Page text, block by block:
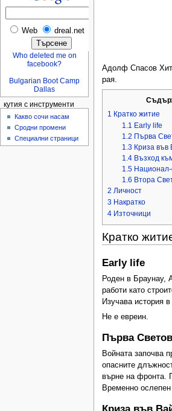
Адолф Спасов
рая.
1 Кратко житие
1.1 Early life
1.2 Първа
1.3 Криза във
1.4 Възход
1.5
1.6 Втора
2 Личност
3 Накратко
4 Източници
Кратко
Early life
Роден в Браунау,
работи като
Изучава история
Не е евреин.
Първа
Войната започва
опасните
върне на фронта.
Временно ослепен
Криза във
Web dreal.net
Who deleted me on
facebook?
Bulgarian Boot Camp
Dallas
кутия с инструменти
Какво сочи насам
Сродни промени
Специални страници